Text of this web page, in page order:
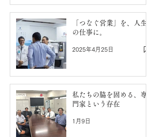
「つなぐ営業」を、人生
の仕事に。
2025年4月25日
私たちの脇を固める、専
門家という存在
1月9日